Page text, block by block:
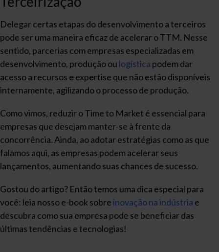
Delegar certas etapas do desenvolvimento a terceiros
pode ser uma maneira eficaz de acelerar o TTM. Nesse
sentido, parcerias com empresas especializadas em
desenvolvimento, produção ou logística podem dar
acesso a recursos e expertise que não estão disponíveis
internamente, agilizando o processo de produção.
Como vimos, reduzir o Time to Market é essencial para
empresas que desejam manter-se à frente da
concorrência. Ainda, ao adotar estratégias como as que
falamos aqui, as empresas podem acelerar seus
lançamentos, aumentando suas chances de sucesso.
Gostou do artigo? Então temos uma dica especial para
você: leia nosso e-book sobreinovação na indústria e
descubra como sua empresa pode se beneficiar das
últimas tendências e tecnologias!